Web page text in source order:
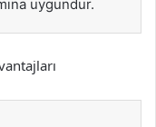
uygundur.